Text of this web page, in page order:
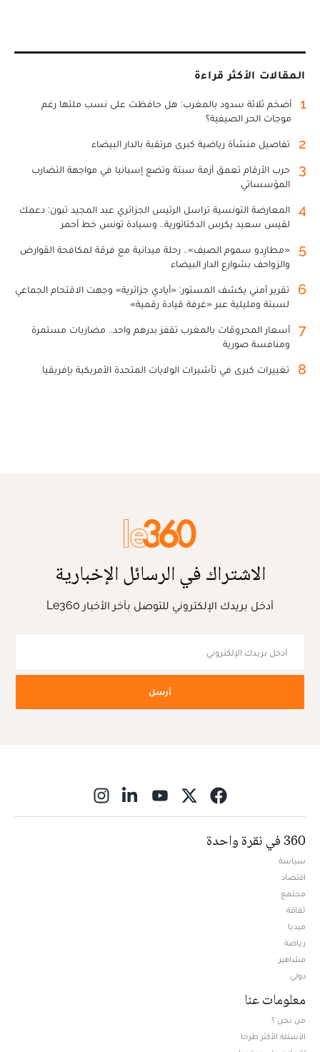
المقالات الأكثر قراءة
1
أضخم ثلاثة سدود بالمغرب: هل حافظت على نسب ملئها رغم
موجات الحر الصيفية؟
2 تفاصيل منشأة رياضية كبرى مرتقبة بالدار البيضاء
3
حرب الأرقام تعمق أزمة سبتة وتضع إسبانيا في مواجهة التضارب
المؤسساتي
4
المعارضة التونسية تراسل الرئيس الجزائري عبد المجيد تبون: دعمك
لقيس سعيد يكرس الدكتاتورية.. وسيادة تونس خط أحمر
5
«مطارِدو سموم الصيف».. رحلة ميدانية مع فرقة لمكافحة القوارض
والزواحف بشوارع الدار البيضاء
6
تقرير أمني يكشف المستور: «أيادي جزائرية» وجهت الاقتحام الجماعي
لسبتة ومليلية عبر «غرفة قيادة رقمية»
7
أسعار المحروقات بالمغرب تقفز بدرهم واحد.. مضاربات مستمرة
ومنافسة صورية
8 تغييرات كبرى في تأشيرات الولايات المتحدة الأمريكية بإفريقيا
الاشتراك في الرسائل الإخبارية
أدخل بريدك الإلكتروني للتوصل بآخر الأخبار Le360
أرسل
360 في نقرة واحدة
سياسة
اقتصاد
مجتمع
ثقافة
ميديا
رياضة
مشاهير
دولي
معلومات عنا
من نحن ؟
الأسئلة الأكثر طرحا